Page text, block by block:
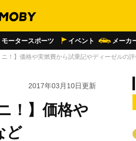
モータースポーツ イベント メーカ
ニ！】価格や実燃費から試乗記やディーゼルの
2017年03月10日更新
！】価格や
ど